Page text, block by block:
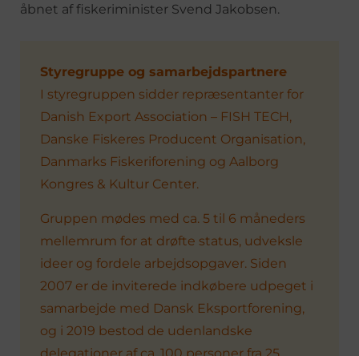
åbnet af fiskeriminister Svend Jakobsen.
Styregruppe og samarbejdspartnere
I styregruppen sidder repræsentanter for
Danish Export Association – FISH TECH,
Danske Fiskeres Producent Organisation,
Danmarks Fiskeriforening og Aalborg
Kongres & Kultur Center.
Gruppen mødes med ca. 5 til 6 måneders
mellemrum for at drøfte status, udveksle
ideer og fordele arbejdsopgaver. Siden
2007 er de inviterede indkøbere udpeget i
samarbejde med Dansk Eksportforening,
og i 2019 bestod de udenlandske
delegationer af ca. 100 personer fra 25